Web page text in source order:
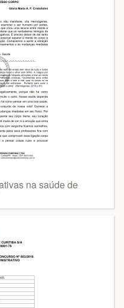
na saúde de